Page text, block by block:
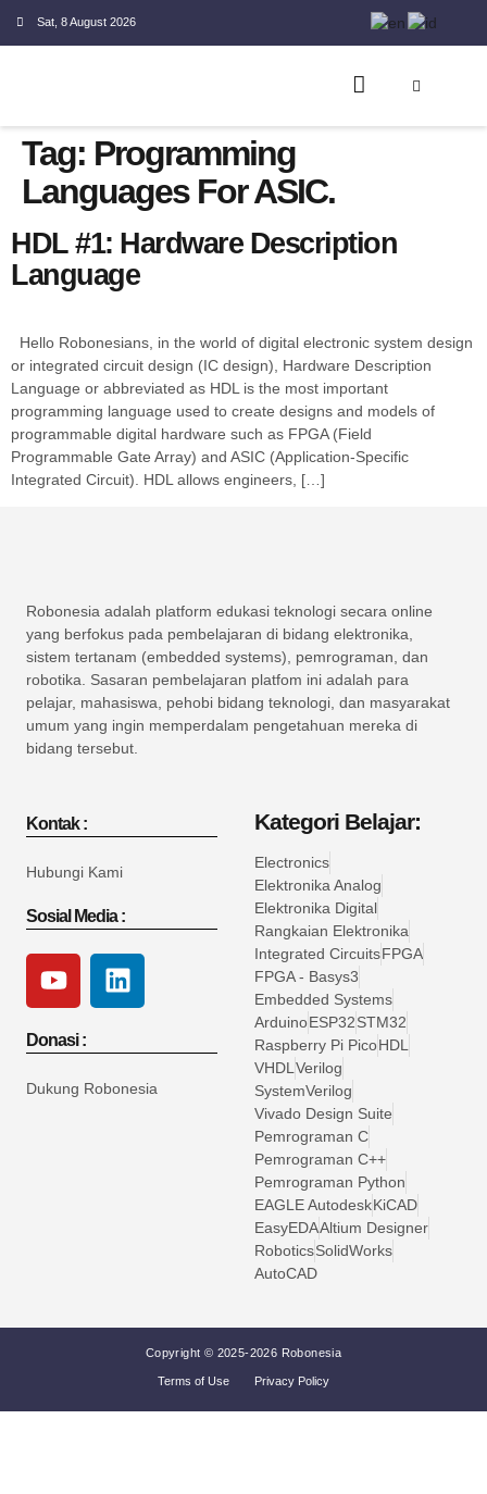
Sat, 8 August 2026
Tag: Programming
Languages For ASIC.
HDL #1: Hardware Description
Language
Hello Robonesians, in the world of digital electronic system design
or integrated circuit design (IC design), Hardware Description
Language or abbreviated as HDL is the most important
programming language used to create designs and models of
programmable digital hardware such as FPGA (Field
Programmable Gate Array) and ASIC (Application-Specific
Integrated Circuit). HDL allows engineers, […]
Robonesia adalah platform edukasi teknologi secara online
yang berfokus pada pembelajaran di bidang elektronika,
sistem tertanam (embedded systems), pemrograman, dan
robotika. Sasaran pembelajaran platfom ini adalah para
pelajar, mahasiswa, pehobi bidang teknologi, dan masyarakat
umum yang ingin memperdalam pengetahuan mereka di
bidang tersebut.
Kontak :
Hubungi Kami
Sosial Media :
Donasi :
Dukung Robonesia
Kategori Belajar:
Electronics
Elektronika Analog
Elektronika Digital
Rangkaian Elektronika
Integrated CircuitsFPGA
FPGA - Basys3
Embedded Systems
ArduinoESP32STM32
Raspberry Pi PicoHDL
VHDL Verilog
SystemVerilog
Vivado Design Suite
Pemrograman C
Pemrograman C++
Pemrograman Python
EAGLE AutodeskKiCAD
EasyEDAAltium Designer
RoboticsSolidWorks
AutoCAD
Copyright © 2025-2026 Robonesia
Terms of Use Privacy Policy